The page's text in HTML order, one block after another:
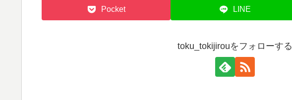
Pocket LINE
toku_tokijirouをフォローする